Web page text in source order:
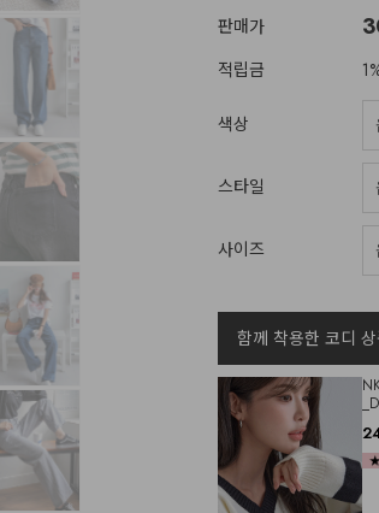
판매가
적립금
색상
스타일
사이즈
함께 착용한 코디